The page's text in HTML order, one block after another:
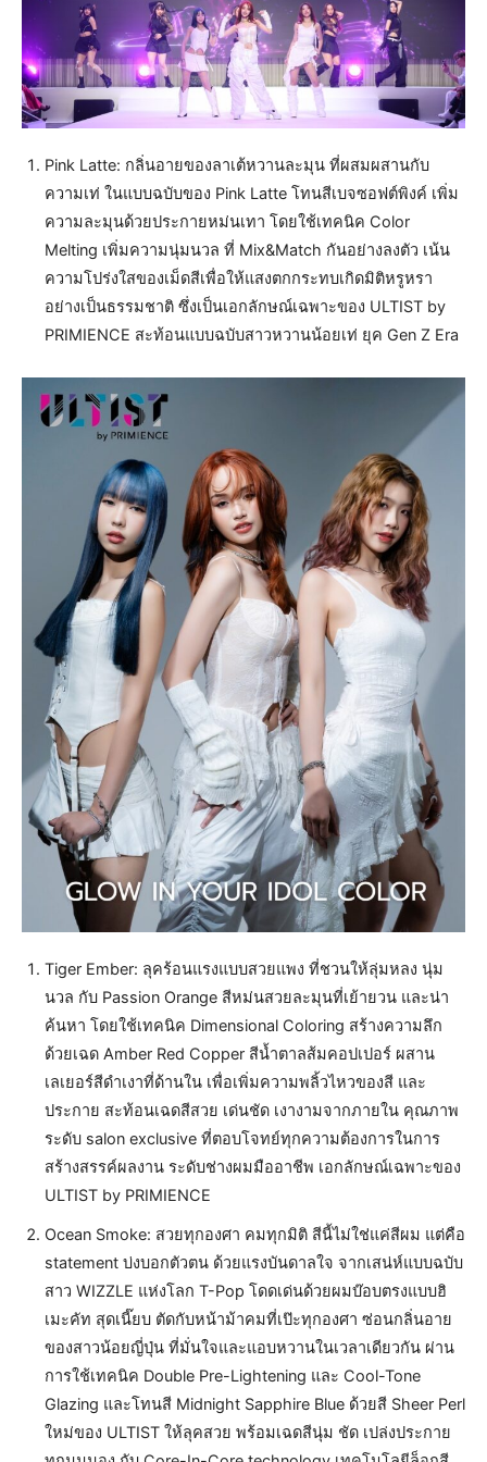
Pink Latte: กลิ่นอายของลาเต้หวานละมุน ที่ผสมผสานกับ
ความเท่ ในแบบฉบับของ Pink Latte โทนสีเบจซอฟต์พิงค์ เพิ่ม
ความละมุนด้วยประกายหม่นเทา โดยใช้เทคนิค Color
Melting เพิ่มความนุ่มนวล ที่ Mix&Match กันอย่างลงตัว เน้น
ความโปร่งใสของเม็ดสีเพื่อให้แสงตกกระทบเกิดมิติหรูหรา
อย่างเป็นธรรมชาติ ซึ่งเป็นเอกลักษณ์เฉพาะของ ULTIST by
PRIMIENCE สะท้อนแบบฉบับสาวหวานน้อยเท่ ยุค Gen Z Era
Tiger Ember: ลุคร้อนแรงแบบสวยแพง ที่ชวนให้ลุ่มหลง นุ่ม
นวล กับ Passion Orange สีหม่นสวยละมุนที่เย้ายวน และน่า
ค้นหา โดยใช้เทคนิค Dimensional Coloring สร้างความลึก
ด้วยเฉด Amber Red Copper สีน้ำตาลส้มคอปเปอร์ ผสาน
เลเยอร์สีดำเงาที่ด้านใน เพื่อเพิ่มความพลิ้วไหวของสี และ
ประกาย สะท้อนเฉดสีสวย เด่นชัด เงางามจากภายใน คุณภาพ
ระดับ salon exclusive ที่ตอบโจทย์ทุกความต้องการในการ
สร้างสรรค์ผลงาน ระดับช่างผมมืออาชีพ เอกลักษณ์เฉพาะของ
ULTIST by PRIMIENCE
Ocean Smoke: สวยทุกองศา คมทุกมิติ สีนี้ไม่ใช่แค่สีผม แต่คือ
statement บ่งบอกตัวตน ด้วยแรงบันดาลใจ จากเสน่ห์แบบฉบับ
สาว WIZZLE แห่งโลก T-Pop โดดเด่นด้วยผมบ๊อบตรงแบบฮิ
เมะคัท สุดเนี๊ยบ ตัดกับหน้าม้าคมที่เป๊ะทุกองศา ซ่อนกลิ่นอาย
ของสาวน้อยญี่ปุ่น ที่มั่นใจและแอบหวานในเวลาเดียวกัน ผ่าน
การใช้เทคนิค Double Pre-Lightening และ Cool-Tone
Glazing และโทนสี Midnight Sapphire Blue ด้วยสี Sheer Perl
ใหม่ของ ULTIST ให้ลุคสวย พร้อมเฉดสีนุ่ม ชัด เปล่งประกาย